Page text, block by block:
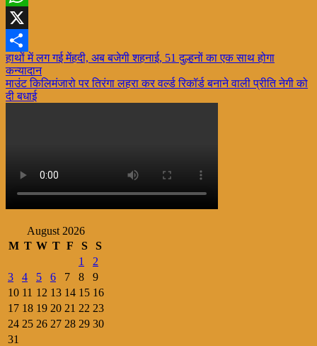
WhatsApp
X
Share
Post
navigation
हाथों में लग गई मेंहदी, अब बजेगी शहनाई, 51 दुल्हनों का एक साथ होगा
कन्यादान
माउंट किलिमंजारो पर तिरंगा लहरा कर वर्ल्ड रिकॉर्ड बनाने वाली प्रीति नेगी को
दी बधाई
August 2026
M T W T F S
S
1
2
3
4 5 6 7 8
9
10 11 12 13 14 15 16
17 18 19 20 21 22 23
24 25 26 27 28 29 30
31